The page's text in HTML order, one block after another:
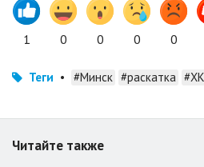
1 0 0 0 0
Теги • #Минск #раскатка
Читайте также